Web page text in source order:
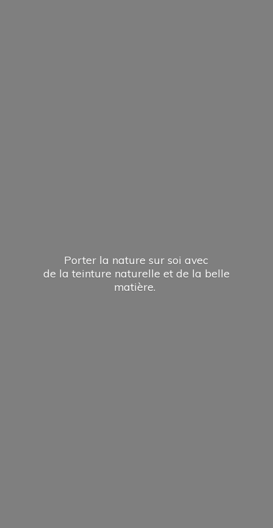
Porter la nature sur soi avec
de la teinture naturelle et de la belle
matière.